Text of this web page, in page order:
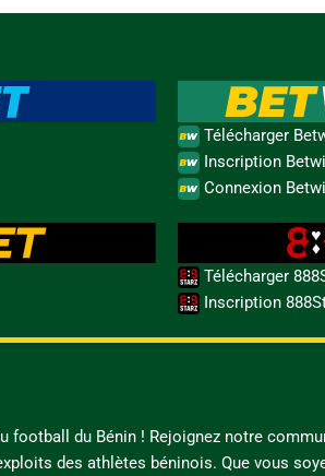
Télécharger
Inscription
Connexion
Télécharger
Inscription
football du Bénin ! Rejoignez notre
des athlètes béninois. Que vous